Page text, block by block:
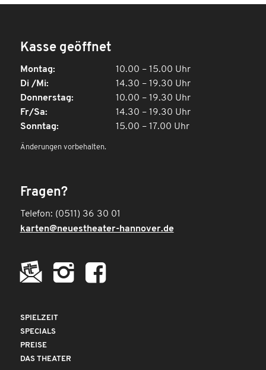
Kasse geöffnet
Montag:
10.00 – 15.00 Uhr
Di /Mi:
14.30 – 19.30 Uhr
Donnerstag:
10.00 – 19.30 Uhr
Fr/Sa:
14.30 – 19.30 Uhr
Sonntag:
15.00 – 17.00 Uhr
Änderungen vorbehalten.
Fragen?
Telefon: (0511) 36 30 01
karten@neuestheater-hannover.de
SPIELZEIT
SPECIALS
PREISE
DAS THEATER